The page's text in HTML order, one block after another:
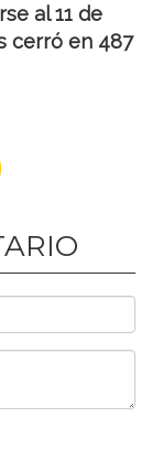
al 11 de
cerró en 487